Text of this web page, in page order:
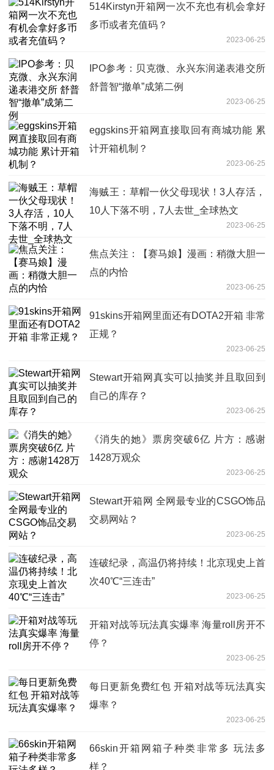
514Kirstyn开箱网一次不充也有机会拿好
多币或者充值码？
2023-06-25
IPO参考：贝克微、永兴东润递表港交所
舒普智“撤单”成第二例
2023-06-25
eggskins开箱网直接取回有商城功能 累
计开箱机制？
2023-06-25
海贼王：草帽一伙父母现状！3人存活，
10人下落不明，7人去世_全球热文
2023-06-25
焦点关注：【赛马娘】漫画：稍微大胆一
点的内恰
2023-06-25
91skins开箱网里面还有DOTA2开箱 非常
正规？
2023-06-25
Stewart开箱网真实可以抽奖并且取回到
自己的库存？
2023-06-25
《消失的她》票房突破6亿 片方：感谢
1428万观众
2023-06-25
Stewart开箱网 全网最专业的CSGO饰品
交易网站？
2023-06-25
连破纪录，高温仍将持续！北京现史上首
次40℃“三连击”
2023-06-25
开箱对战等玩法真实爆率 海量roll房开不
停？
2023-06-25
每日更新免费红包 开箱对战等玩法真实
爆率？
2023-06-25
66skin开箱网箱子种类非常多 玩法多
样？